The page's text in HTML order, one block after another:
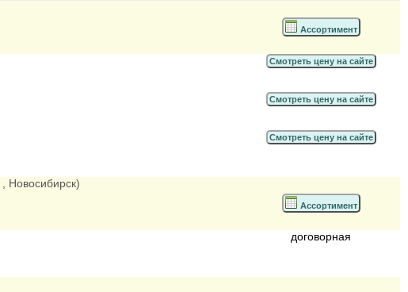
Ассортимент
Смотреть цену на сайте
Смотреть цену на сайте
Смотреть цену на сайте
, Новосибирск)
Ассортимент
договорная